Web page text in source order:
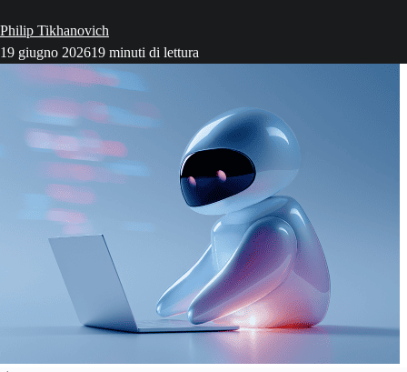
Philip Tikhanovich
19 giugno 202619 minuti di lettura